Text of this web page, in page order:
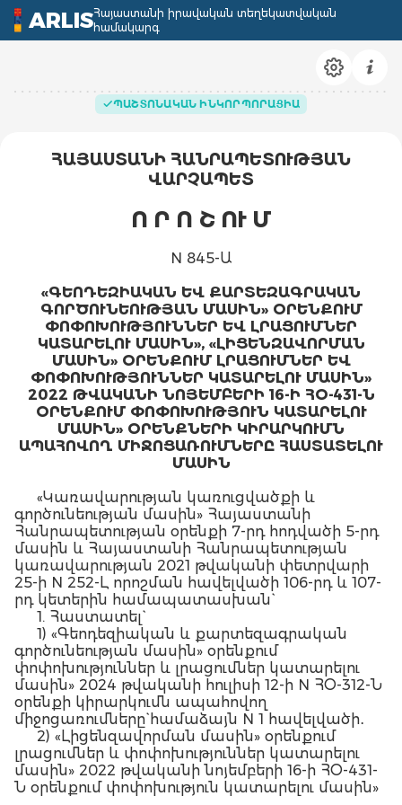
ARLISՀայաստանի իրավական տեղեկատվական
համակարգ
ՊԱՇՏՈՆԱԿԱՆ ԻՆԿՈՐՊՈՐԱՑԻԱ
ՀԱՅԱՍՏԱՆԻ ՀԱՆՐԱՊԵՏՈՒԹՅԱՆ
ՎԱՐՉԱՊԵՏ
Ո Ր Ո Շ ՈՒ Մ
N 845-Ա
«ԳԵՈԴԵԶԻԱԿԱՆ ԵՎ ՔԱՐՏԵԶԱԳՐԱԿԱՆ
ԳՈՐԾՈՒՆԵՈՒԹՅԱՆ ՄԱՍԻՆ» ՕՐԵՆՔՈՒՄ
ՓՈՓՈԽՈՒԹՅՈՒՆՆԵՐ ԵՎ ԼՐԱՑՈՒՄՆԵՐ
ԿԱՏԱՐԵԼՈՒ ՄԱՍԻՆ», «ԼԻՑԵՆԶԱՎՈՐՄԱՆ
ՄԱՍԻՆ» ՕՐԵՆՔՈՒՄ ԼՐԱՑՈՒՄՆԵՐ ԵՎ
ՓՈՓՈԽՈՒԹՅՈՒՆՆԵՐ ԿԱՏԱՐԵԼՈՒ ՄԱՍԻՆ»
2022 ԹՎԱԿԱՆԻ ՆՈՅԵՄԲԵՐԻ 16-Ի ՀՕ-431-Ն
ՕՐԵՆՔՈՒՄ ՓՈՓՈԽՈՒԹՅՈՒՆ ԿԱՏԱՐԵԼՈՒ
ՄԱՍԻՆ» ՕՐԵՆՔՆԵՐԻ ԿԻՐԱՐԿՈՒՄՆ
ԱՊԱՀՈՎՈՂ ՄԻՋՈՑԱՌՈՒՄՆԵՐԸ ՀԱՍՏԱՏԵԼՈՒ
ՄԱՍԻՆ
«Կառավարության կառուցվածքի և
գործունեության մասին» Հայաստանի
Հանրապետության օրենքի 7-րդ հոդվածի 5-րդ
մասին և Հայաստանի Հանրապետության
կառավարության 2021 թվականի փետրվարի
25-ի N 252-Լ որոշման հավելվածի 106-րդ և 107-
րդ կետերին համապատասխան`
1. Հաստատել`
1) «Գեոդեզիական և քարտեզագրական
գործունեության մասին» օրենքում
փոփոխություններ և լրացումներ կատարելու
մասին» 2024 թվականի հուլիսի 12-ի N ՀՕ-312-Ն
օրենքի կիրարկումն ապահովող
միջոցառումները` համաձայն N 1 հավելվածի․
2) «Լիցենզավորման մասին» օրենքում
լրացումներ և փոփոխություններ կատարելու
մասին» 2022 թվականի նոյեմբերի 16-ի ՀՕ-431-
Ն օրենքում փոփոխություն կատարելու մասին»